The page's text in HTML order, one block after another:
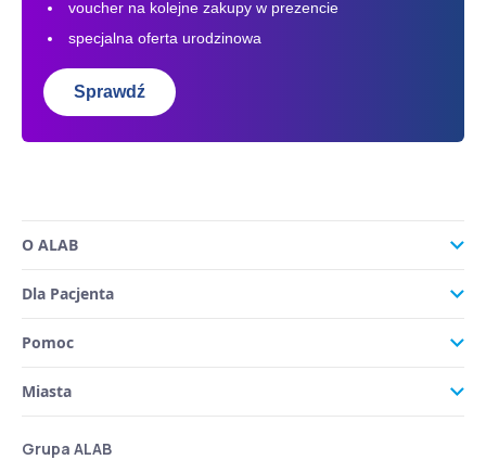
voucher na kolejne zakupy w prezencie
specjalna oferta urodzinowa
Sprawdź
O ALAB
Dla Pacjenta
Pomoc
Miasta
Grupa ALAB